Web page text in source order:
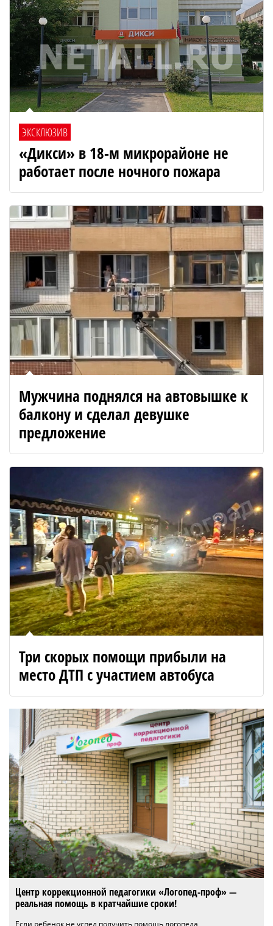
ЭКСКЛЮЗИВ
«Дикси» в 18-м микрорайоне не
работает после ночного пожара
Мужчина поднялся на автовышке к
балкону и сделал девушке
предложение
Три скорых помощи прибыли на
место ДТП с участием автобуса
Центр коррекционной педагогики «Логопед-проф» —
реальная помощь в кратчайшие сроки!